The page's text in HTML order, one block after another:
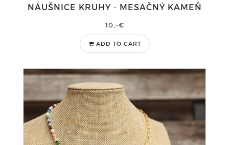
NÁUŠNICE KRUHY - MESAČNÝ KAMEŇ
10,-€
ADD TO CART